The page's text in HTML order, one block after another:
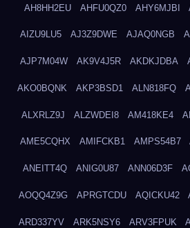
AH8HH2EU AHFU0QZ0 AHY6MJBI
AIZU9LU5 AJ3Z9DWE AJAQ0NGB
AJP7M04W AK9V4J5R AKDKJDBA
AKO0BQNK AKP3BSD1 ALN818FQ
ALXRLZ9J ALZWDEI8 AM418KE4
AME5CQHX AMIFCKB1 AMPS54B7
ANEITT4Q ANIG0U87 ANN06D3F
AOQQ4Z9G APRGTCDU AQICKU42
ARD337YV ARK5NSY6 ARV3FPUK